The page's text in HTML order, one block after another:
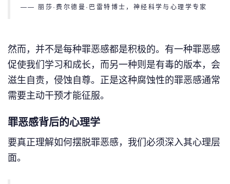
—— 丽莎·费尔德曼·巴雷特博士，神经科学与心理学专家
然而，并不是每种罪恶感都是积极的。有一种罪恶感
促使我们学习和成长，而另一种则是有毒的版本，会
滋生自责，侵蚀自尊。正是这种腐蚀性的罪恶感通常
需要主动干预才能征服。
罪恶感背后的心理学
要真正理解如何摆脱罪恶感，我们必须深入其心理层
面。